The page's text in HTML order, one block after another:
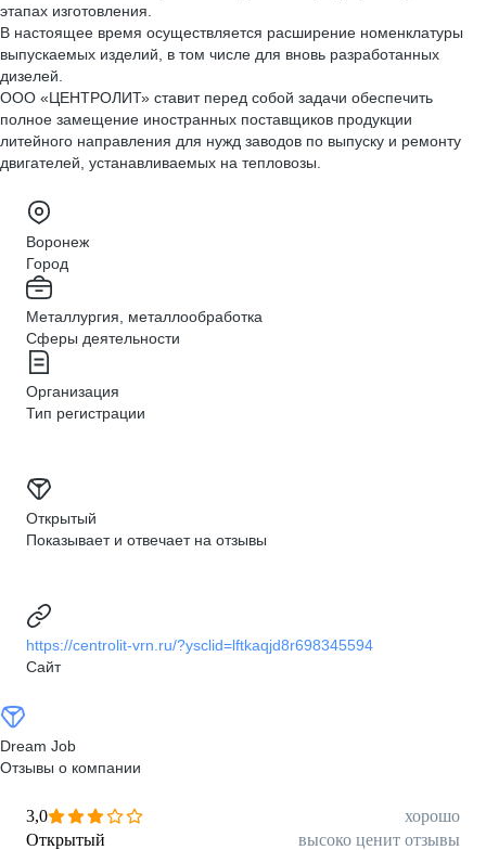
этапах изготовления.
В настоящее время осуществляется расширение номенклатуры
выпускаемых изделий, в том числе для вновь разработанных
дизелей.
ООО «ЦЕНТРОЛИТ» ставит перед собой задачи обеспечить
полное замещение иностранных поставщиков продукции
литейного направления для нужд заводов по выпуску и ремонту
двигателей, устанавливаемых на тепловозы.
Воронеж
Город
Металлургия, металлообработка
Сферы деятельности
Организация
Тип регистрации
Открытый
Показывает и отвечает на отзывы
https://centrolit-vrn.ru/?ysclid=lftkaqjd8r698345594
Сайт
Dream Job
Отзывы о компании
3,0
хорошо
Открытый
высоко ценит отзывы